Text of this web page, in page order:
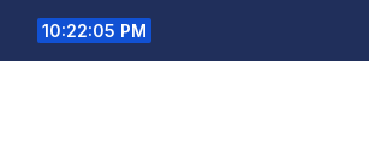
10:22:06 PM